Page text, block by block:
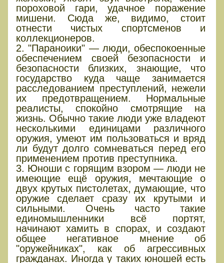
пороховой гари, удачное поражение
мишени. Сюда же, видимо, стоит
отнести чистых спортсменов и
коллекционеров.
2. "Параноики" — люди, обеспокоенные
обеспечением своей безопасности и
безопасности близких, знающие, что
государство куда чаще занимается
расследованием преступлений, нежели
их предотвращением. Нормальные
реалисты, спокойно смотрящие на
жизнь. Обычно такие люди уже владеют
несколькими единицами различного
оружия, умеют им пользоваться и вряд
ли будут долго сомневаться перед его
применением против преступника.
3. Юноши с горящим взором — люди не
имеющие ещё оружия, мечтающие о
двух крутых пистолетах, думающие, что
оружие сделает сразу их крутыми и
сильными. Очень часто такие
единомышленники всё портят,
начинают хамить в спорах, и создают
общее негативное мнение об
"оружейниках", как об агрессивных
гражданах. Иногда у таких юношей есть